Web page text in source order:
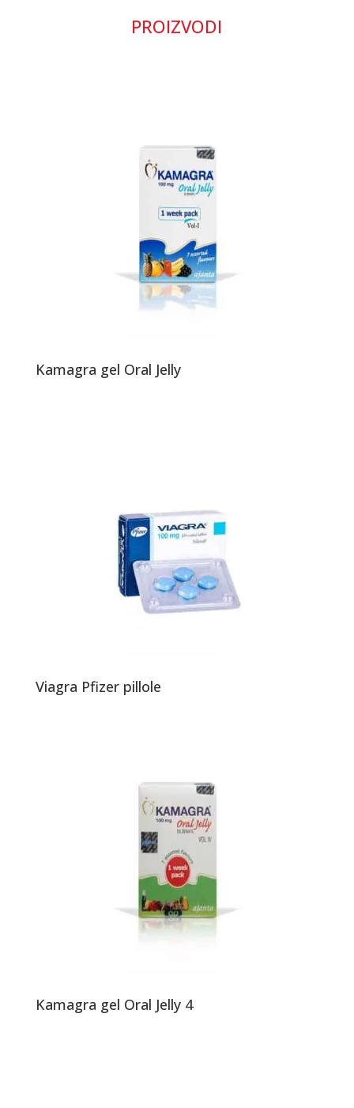
PROIZVODI
Kamagra gel Oral Jelly
Viagra Pfizer pillole
Kamagra gel Oral Jelly 4